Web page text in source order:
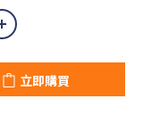
立即購買